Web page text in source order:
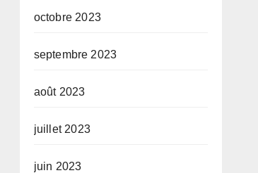
octobre 2023
septembre 2023
août 2023
juillet 2023
juin 2023